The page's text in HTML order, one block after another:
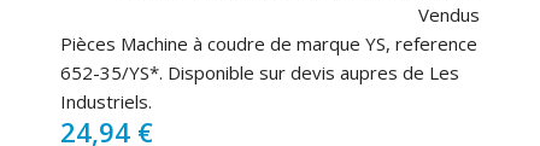
Vendus
Pièces Machine à coudre de marque YS, reference
652-35/YS*. Disponible sur devis aupres de Les
Industriels.
24,94 €